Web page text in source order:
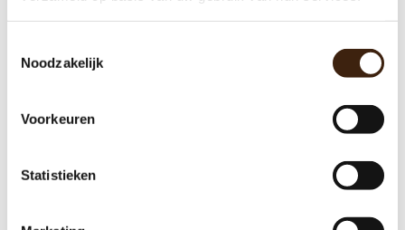
Noodzakelijk
Voorkeuren
Statistieken